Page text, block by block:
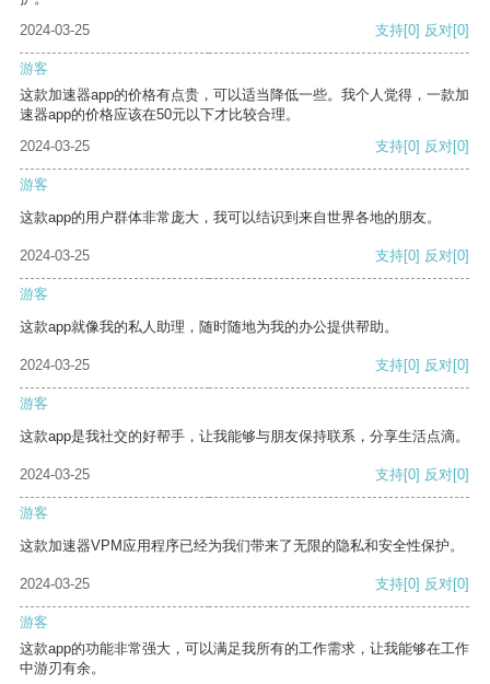
2024-03-25
支持[0] 反对[0]
游客
这款加速器app的价格有点贵，可以适当降低一些。我个人觉得，一款加
速器app的价格应该在50元以下才比较合理。
2024-03-25
支持[0] 反对[0]
游客
这款app的用户群体非常庞大，我可以结识到来自世界各地的朋友。
2024-03-25 支持[0] 反对[0]
游客
这款app就像我的私人助理，随时随地为我的办公提供帮助。
2024-03-25 支持[0] 反对[0]
游客
这款app是我社交的好帮手，让我能够与朋友保持联系，分享生活点滴。
2024-03-25 支持[0] 反对[0]
游客
这款加速器VPM应用程序已经为我们带来了无限的隐私和安全性保护。
2024-03-25 支持[0] 反对[0]
游客
这款app的功能非常强大，可以满足我所有的工作需求，让我能够在工作
中游刃有余。